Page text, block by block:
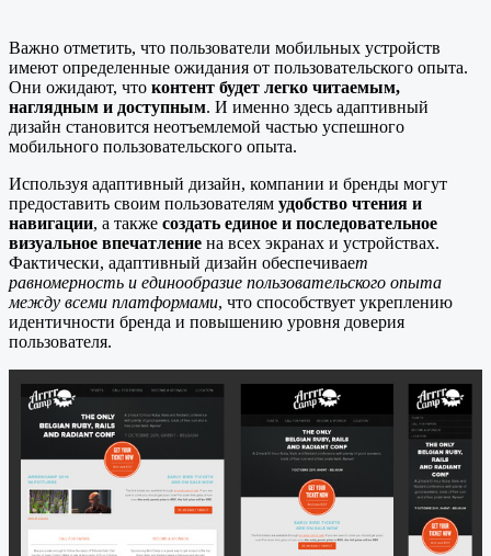
Важно отметить, что пользователи мобильных устройств
имеют определенные ожидания от пользовательского опыта.
Они ожидают, что контент будет легко читаемым,
наглядным и доступным. И именно здесь адаптивный
дизайн становится неотъемлемой частью успешного
мобильного пользовательского опыта.
Используя адаптивный дизайн, компании и бренды могут
предоставить своим пользователям удобство чтения и
навигации, а также создать единое и последовательное
визуальное впечатление на всех экранах и устройствах.
Фактически, адаптивный дизайн обеспечивает
равномерность и единообразие пользовательского опыта
между всеми платформами, что способствует укреплению
идентичности бренда и повышению уровня доверия
пользователя.